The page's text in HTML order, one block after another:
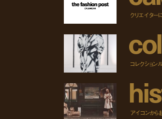
クリエイター
col
コレクション
his
アイコンから